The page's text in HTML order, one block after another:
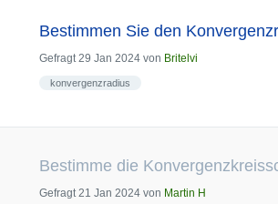
Bestimmen Sie den
Gefragt 29 Jan 2024 von Britelvi
konvergenzradius
Bestimme die
Gefragt 21 Jan 2024 von Martin H